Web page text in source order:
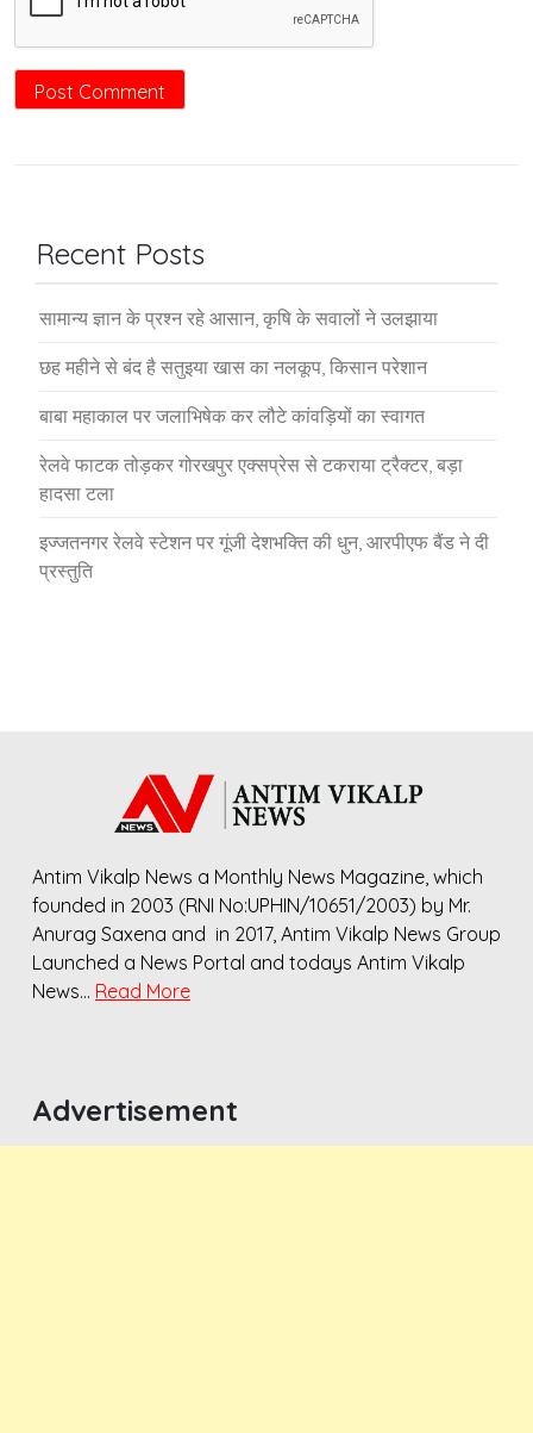
Recent Posts
सामान्य ज्ञान के प्रश्न रहे आसान, कृषि के सवालों ने उलझाया
छह महीने से बंद है सतुइया खास का नलकूप, किसान परेशान
बाबा महाकाल पर जलाभिषेक कर लौटे कांवड़ियों का स्वागत
रेलवे फाटक तोड़कर गोरखपुर एक्सप्रेस से टकराया ट्रैक्टर, बड़ा
हादसा टला
इज्जतनगर रेलवे स्टेशन पर गूंजी देशभक्ति की धुन, आरपीएफ बैंड ने दी
प्रस्तुति
Antim Vikalp News a Monthly News Magazine, which
founded in 2003 (RNI No:UPHIN/10651/2003) by Mr.
Anurag Saxena and in 2017, Antim Vikalp News Group
Launched a News Portal and todays Antim Vikalp
News… Read More
Advertisement